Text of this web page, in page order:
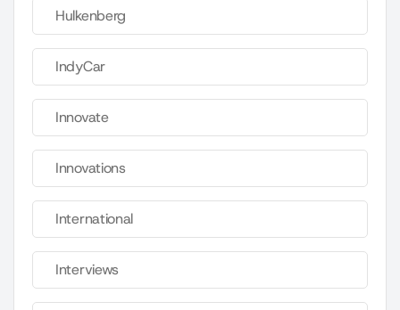
Hulkenberg
IndyCar
Innovate
Innovations
International
Interviews